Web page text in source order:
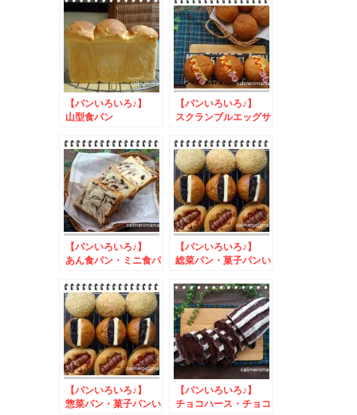
【パンいろいろ♪】
山型食パン
【パンいろいろ♪】
スクランブルエッグサ
【パンいろいろ♪】
あん食パン・ミニ食パ
【パンいろいろ♪】
総菜パン・菓子パンい
【パンいろいろ♪】
惣菜パン・菓子パンい
【パンいろいろ♪】
チョコハース・チョコ